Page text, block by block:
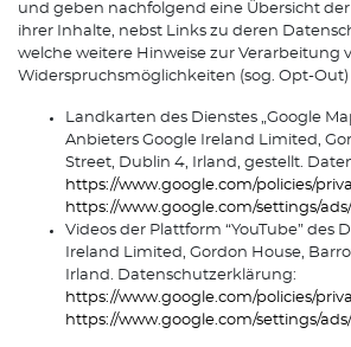
und geben nachfolgend eine Übersicht
ihrer Inhalte, nebst Links zu deren
welche weitere Hinweise zur Verarbeitung
Widerspruchsmöglichkeiten (sog. Opt-
Landkarten des Dienstes „Google
Anbieters Google Ireland Limited,
Street, Dublin 4, Irland, gestellt.
https://www.google.com/policies/
https://www.google.com/settings/ads/
Videos der Plattform “YouTube” des
Ireland Limited, Gordon House,
Irland. Datenschutzerklärung:
https://www.google.com/policies/
https://www.google.com/settings/ads/